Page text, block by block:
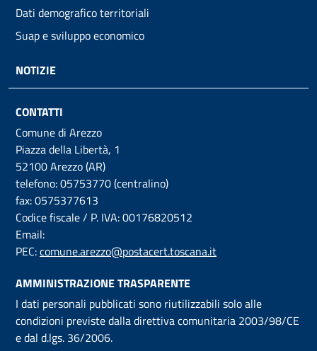
Dati demografico territoriali
Suap e sviluppo economico
NOTIZIE
CONTATTI
Comune di Arezzo
Piazza della Libertà, 1
52100 Arezzo (AR)
telefono: 05753770 (centralino)
fax: 0575377613
Codice fiscale / P. IVA: 00176820512
Email:
PEC:comune.arezzo@postacert.toscana.it
AMMINISTRAZIONE TRASPARENTE
I dati personali pubblicati sono riutilizzabili solo alle
condizioni previste dalla direttiva comunitaria 2003/98/CE
e dal d.lgs. 36/2006.